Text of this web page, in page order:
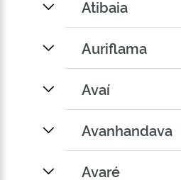
Atibaia
Auriflama
Avaí
Avanhandava
Avaré